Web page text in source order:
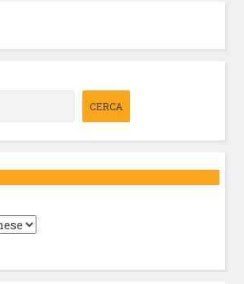
CERCA